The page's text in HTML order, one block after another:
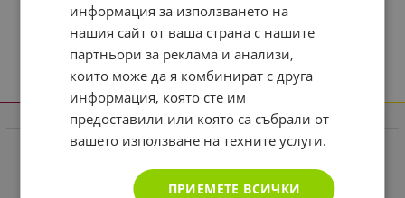
Информация
Доставка и плащане
информация за използването на
нашия сайт от ваша страна с нашите
партньори за реклама и анализи,
които може да я комбинират с друга
информация, която сте им
предоставили или която са събрали от
вашето използване на техните услуги.
ПРИЕМЕТЕ ВСИЧКИ